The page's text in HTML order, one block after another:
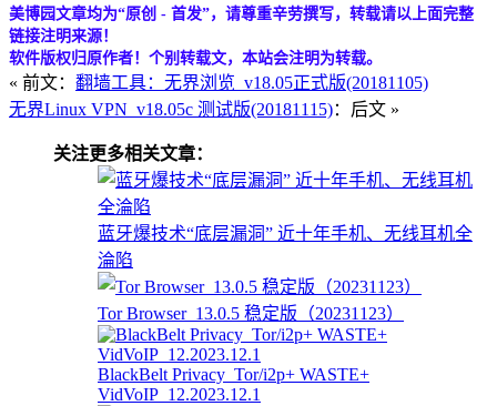
美博园文章均为“原创 - 首发”，请尊重辛劳撰写，转载请以上面完整
链接注明来源！
软件版权归原作者！个别转载文，本站会注明为转载。
« 前文： 翻墙工具：无界浏览_v18.05正式版(20181105)
无界Linux VPN_v18.05c 测试版(20181115)：后文 »
关注更多相关文章：
蓝牙爆技术“底层漏洞” 近十年手机、无线耳机全
淪陷
Tor Browser_13.0.5 稳定版（20231123）
BlackBelt Privacy_Tor/i2p+ WASTE+
VidVoIP_12.2023.12.1